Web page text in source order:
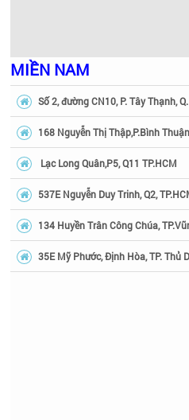
MIỀN NAM
Số 2, đường CN10, P. Tây Thạnh,
168 Nguyễn Thị Thập,P.Bình
Lạc Long Quân,P5, Q11 TP.HCM
537E Nguyễn Duy Trinh, Q2,
134 Huyền Trân Công Chúa,
35E Mỹ Phước, Định Hòa, TP. Thủ